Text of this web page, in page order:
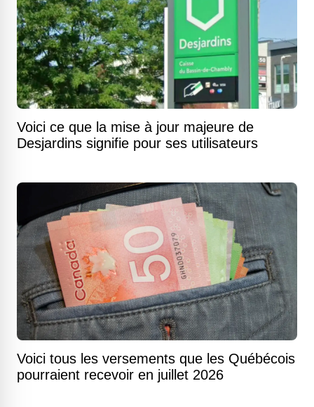
Voici ce que la mise à jour majeure de
Desjardins signifie pour ses utilisateurs
Voici tous les versements que les Québécois
pourraient recevoir en juillet 2026